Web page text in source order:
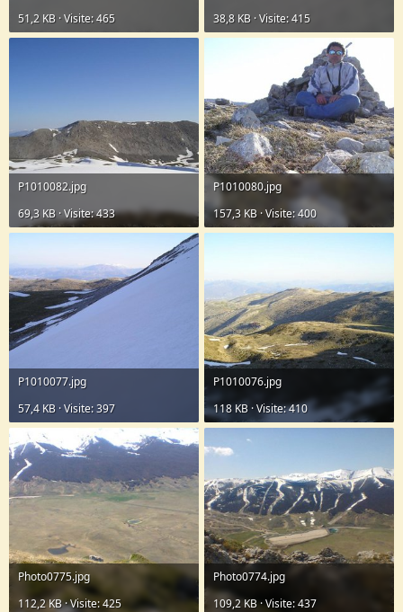
51,2 KB · Visite: 465
38,8 KB · Visite: 415
P1010082.jpg
69,3 KB · Visite: 433
P1010080.jpg
157,3 KB · Visite: 400
P1010077.jpg
57,4 KB · Visite: 397
P1010076.jpg
118 KB · Visite: 410
Photo0775.jpg
112,2 KB · Visite: 425
Photo0774.jpg
109,2 KB · Visite: 437